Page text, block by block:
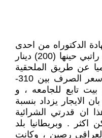
1982 لنيل شهادة الدكتوراه من احدى
جامعات المملكة المتحدة ، وكان راتبي حينها (200) دينار
عن طريق الملحقية
الثقافية في لندن استلم حسب سعر الصرف بين 310-
تابع للجامعه ، و
الايجار يزداد بنسبة
ان قدرتي الشرائية
اكثر . وبريطانيا بلد
رصين ، وكانت